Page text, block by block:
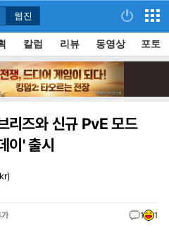
웹진
칼럼 리뷰 동영상 포토
리즈와 신규 PvE 모드
이' 출시
)
1 1